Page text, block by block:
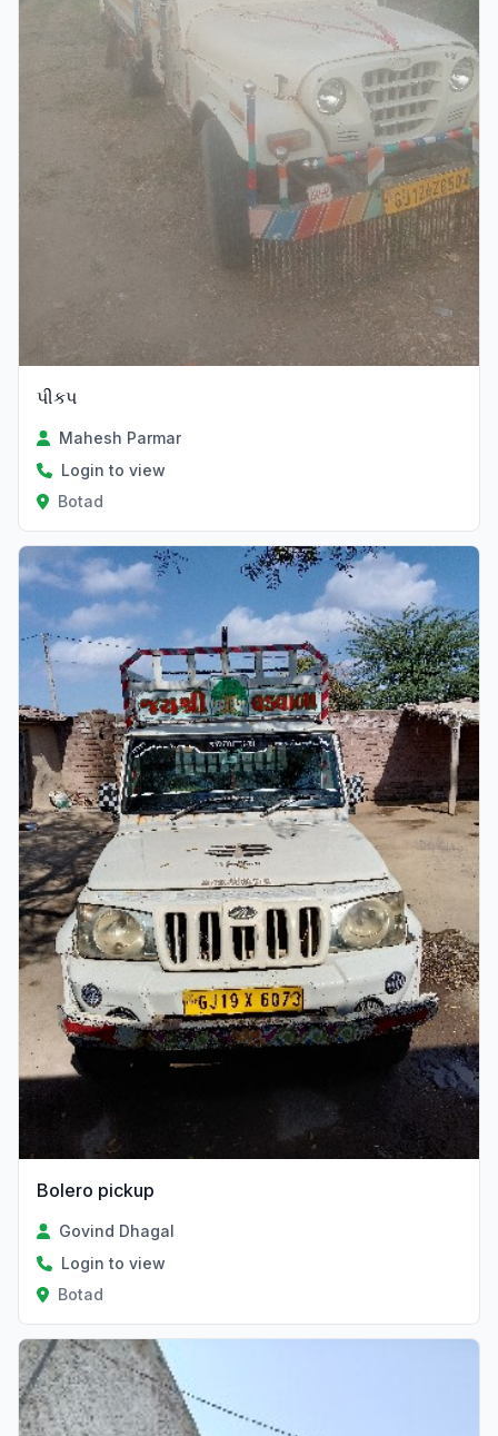
પીકપ
Mahesh Parmar
Login to view
Botad
Bolero pickup
Govind Dhagal
Login to view
Botad